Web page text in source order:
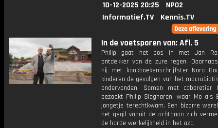
10-12-2025 20:25
NPO2
Informatief.TV
Kennis.TV
In de voetsporen van: Afl. 5
Philip gaat het bos in met Jan
ontdekker van de zure regen.
hij met kookboekenschrijfster Nora
kinderen de gevolgen van het
ondervonden. Samen met cabaretier
bezoekt Philip Slagharen, waar Mo als
jongetje terechtkwam. Een bizarre
het gegil vanuit de achtbaan zich
de harde werkelijkheid in het azc.